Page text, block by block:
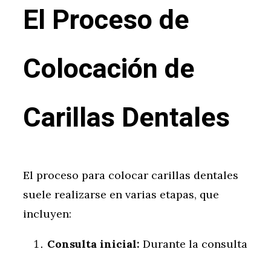
El Proceso de
Colocación de
Carillas Dentales
El proceso para colocar carillas dentales
suele realizarse en varias etapas, que
incluyen:
Consulta inicial: Durante la consulta